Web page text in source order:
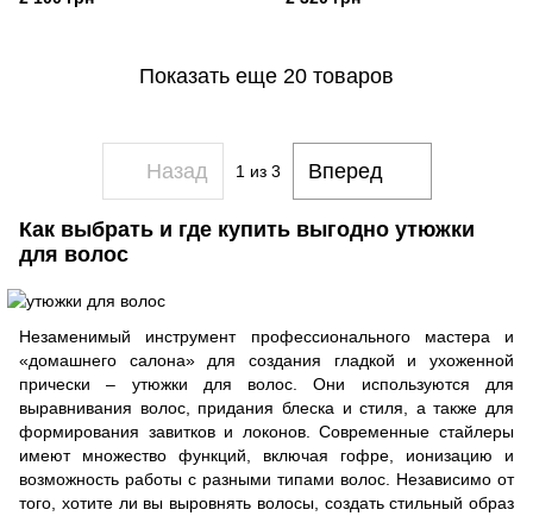
Показать еще 20 товаров
Назад 1 из 3 Вперед
Как выбрать и где купить выгодно утюжки
для волос
Незаменимый инструмент профессионального мастера и
«домашнего салона» для создания гладкой и ухоженной
прически – утюжки для волос. Они используются для
выравнивания волос, придания блеска и стиля, а также для
формирования завитков и локонов. Современные стайлеры
имеют множество функций, включая гофре, ионизацию и
возможность работы с разными типами волос. Независимо от
того, хотите ли вы выровнять волосы, создать стильный образ